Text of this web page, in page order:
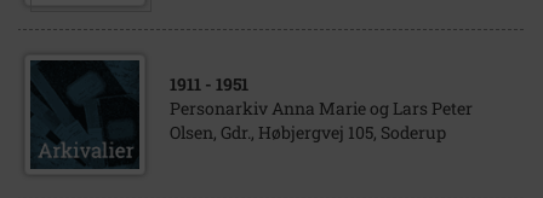
1911 - 1951
Personarkiv Anna Marie og Lars Peter
Olsen, Gdr., Høbjergvej 105, Soderup